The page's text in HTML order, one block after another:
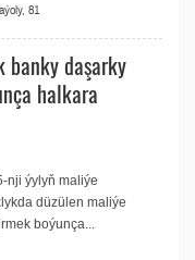
81
daşarky
halkara
nji ýylyň maliýe
düzülen maliýe
boýunça...